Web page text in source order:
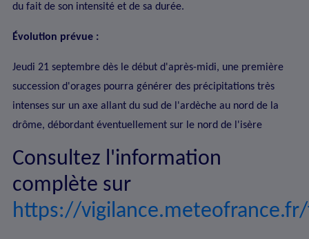
du fait de son intensité et de sa durée.
Évolution prévue :
Jeudi 21 septembre dès le début d'après-midi, une première
succession d'orages pourra générer des précipitations très
intenses sur un axe allant du sud de l'ardèche au nord de la
drôme, débordant éventuellement sur le nord de l'isère
Consultez l'information
complète sur
https://